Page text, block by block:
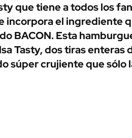
URUGUAY
que tiene a todos los
incorpora el ingrediente
BACON. Esta
Tasty, dos tiras enteras
súper crujiente que sólo